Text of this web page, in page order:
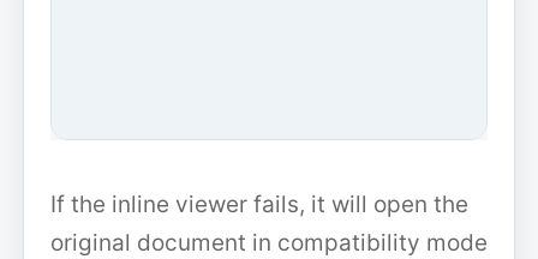
If the inline viewer fails, it will open the
original document in compatibility mode